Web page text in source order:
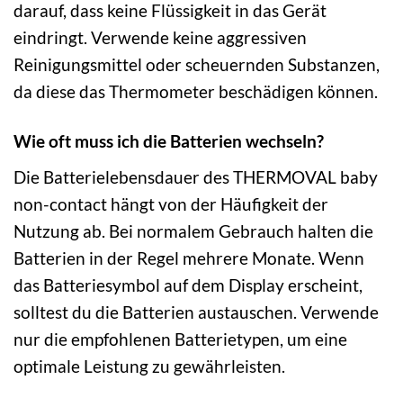
darauf, dass keine Flüssigkeit in das Gerät
eindringt. Verwende keine aggressiven
Reinigungsmittel oder scheuernden Substanzen,
da diese das Thermometer beschädigen können.
Wie oft muss ich die Batterien wechseln?
Die Batterielebensdauer des THERMOVAL baby
non-contact hängt von der Häufigkeit der
Nutzung ab. Bei normalem Gebrauch halten die
Batterien in der Regel mehrere Monate. Wenn
das Batteriesymbol auf dem Display erscheint,
solltest du die Batterien austauschen. Verwende
nur die empfohlenen Batterietypen, um eine
optimale Leistung zu gewährleisten.